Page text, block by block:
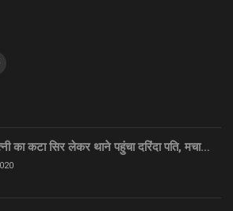
का कटा सिर लेकर थाने पहुंचा दरिंदा पति, मचा…